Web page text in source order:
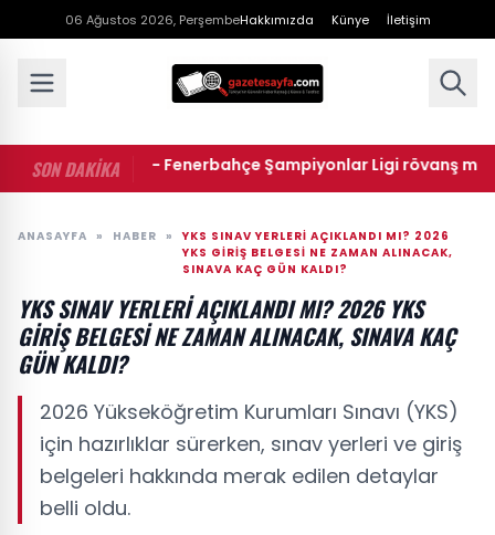
06 Ağustos 2026, PerşembeHakkımızda Künye İletişim
SON DAKİKA
Sturm Graz - Fenerbahçe Şampiyonlar Ligi rövanş maçı
ANASAYFA » HABER »
YKS SINAV YERLERI AÇIKLANDI MI? 2026
YKS GIRIŞ BELGESI NE ZAMAN ALINACAK,
SINAVA KAÇ GÜN KALDI?
YKS SINAV YERLERI AÇIKLANDI MI? 2026 YKS
GIRIŞ BELGESI NE ZAMAN ALINACAK, SINAVA KAÇ
GÜN KALDI?
2026 Yükseköğretim Kurumları Sınavı (YKS)
için hazırlıklar sürerken, sınav yerleri ve giriş
belgeleri hakkında merak edilen detaylar
belli oldu.